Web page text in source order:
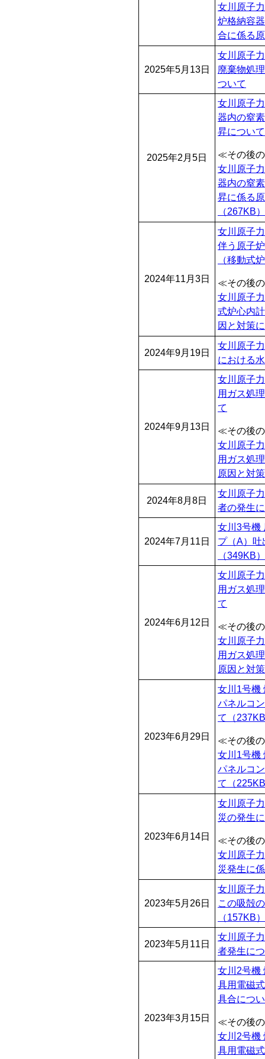
女川原子
炉格納容
合に係る
2025年5月13日
女川原子
廃棄物処
ついて
2025年2月5日
女川原子
器内の窒
昇について
≪その後
女川原子
器内の窒
昇に係る
（267KB）
2024年11月3日
女川原子
伴う原子
（移動式
≪その後
女川原子
式炉心内
因と対策
2024年9月19日
女川原子
における
2024年9月13日
女川原子
用ガス処
て
≪その後
女川原子
用ガス処
原因と対
2024年8月8日
女川原子
者の発生
2024年7月11日
女川3号機
プ（A）吐
（349KB）
2024年6月12日
女川原子
用ガス処
て
≪その後
女川原子
用ガス処
原因と対
2023年6月29日
女川1号機
パネルコ
て
（
≪その後
女川1号機
パネルコ
て
（
2023年6月14日
女川原子
災の発生
≪その後
女川原子
災発生に
2023年5月26日
女川原子
この吸殻
（157KB）
2023年5月11日
女川原子
者発生に
2023年3月15日
女川2号機
具用電磁
具合につ
≪その後
女川2号機
具用電磁